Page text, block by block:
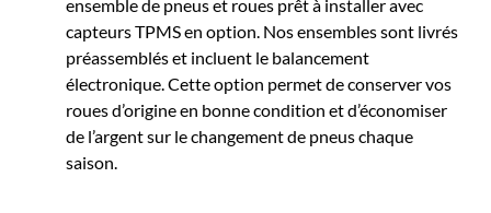
ensemble de pneus et roues prêt à installer avec
capteurs TPMS en option. Nos ensembles sont livrés
préassemblés et incluent le balancement
électronique. Cette option permet de conserver vos
roues d’origine en bonne condition et d’économiser
de l’argent sur le changement de pneus chaque
saison.